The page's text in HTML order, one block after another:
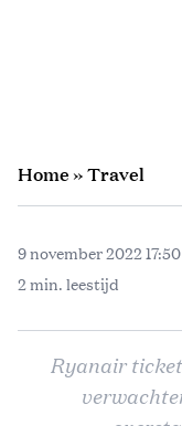
Home»Travel
9 november 2022 17:50
2 min. leestijd
Ryanair